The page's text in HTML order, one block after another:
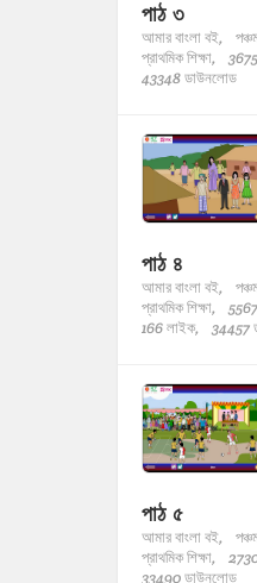
পাঠ ৩
আমার বাংলা বই,
প্রাথমিক শিক্ষা,
43348 ডাউনলোড
পাঠ ৪
আমার বাংলা বই,
প্রাথমিক শিক্ষা,
166 লাইক,
34457
পাঠ ৫
আমার বাংলা বই,
প্রাথমিক শিক্ষা,
33490 ডাউনলোড